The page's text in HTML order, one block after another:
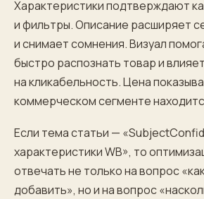
Характеристики подтверждают
и фильтры. Описание расширяет
и снимает сомнения. Визуал
быстро распознать товар и влияет
на кликабельность. Цена
коммерческом сегменте
Если тема статьи —
характеристики WB», то
отвечать не только на вопрос
добавить», но и на вопрос